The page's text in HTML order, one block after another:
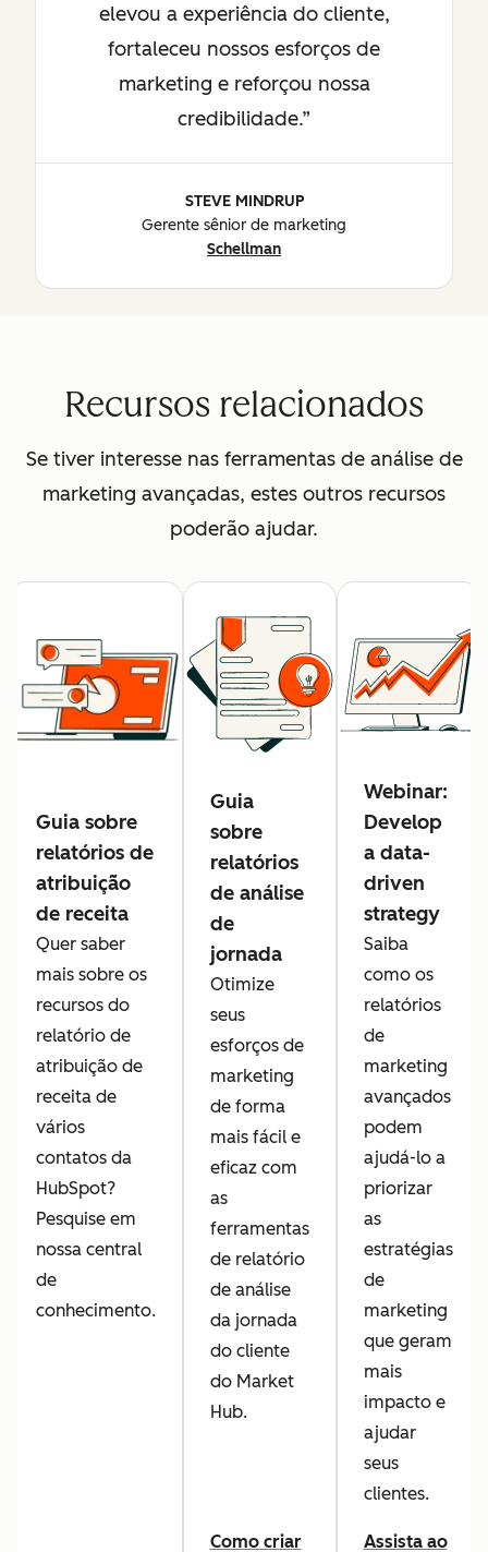
elevou a experiência do cliente,
fortaleceu nossos esforços de
marketing e reforçou nossa
credibilidade.
STEVE MINDRUP
Gerente sênior de marketing
Schellman
Recursos relacionados
Se tiver interesse nas ferramentas de análise de
marketing avançadas, estes outros recursos
poderão ajudar.
Guia sobre
relatórios de
atribuição
de receita
Quer saber
mais sobre os
recursos do
relatório de
atribuição de
receita de
vários
contatos da
HubSpot?
Pesquise em
nossa central
de
conhecimento.
Guia
sobre
relatórios
de análise
de
jornada
Otimize
seus
esforços de
marketing
de forma
mais fácil e
eficaz com
as
ferramentas
de relatório
de análise
da jornada
do cliente
do Market
Hub.
Como criar
Webinar:
Develop
a data-
driven
strategy
Saiba
como os
relatórios
de
marketing
avançados
podem
ajudá-lo a
priorizar
as
estratégias
de
marketing
que geram
mais
impacto e
ajudar
seus
clientes.
Assista ao